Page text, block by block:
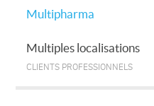
Multipharma
Multiples localisations
CLIENTS PROFESSIONNELS